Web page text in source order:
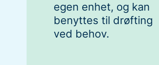
egen enhet, og kan
benyttes til drøfting
ved behov.